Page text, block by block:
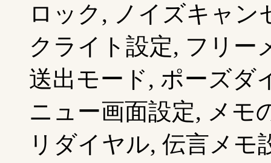
ロック, ノイズキャン
クライト設定, フリー
送出モード, ポーズダ
ニュー画面設定, メモ
リダイヤル, 伝言メモ